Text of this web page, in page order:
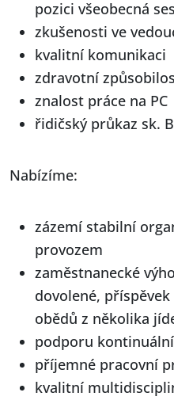
pozici všeobecná
zkušenosti ve
kvalitní komunikaci
zdravotní
znalost práce na PC
řidičský průkaz sk. B
Nabízíme:
zázemí stabilní
provozem
zaměstnanecké
dovolené,
obědů z několika
podporu
příjemné pracovní
kvalitní